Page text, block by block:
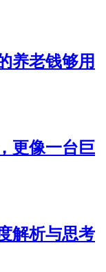
养老钱够用
更像一台巨
解析与思考